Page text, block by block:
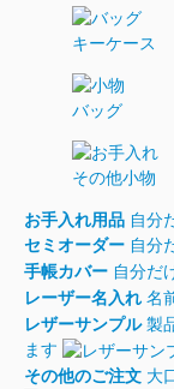
キーケース
バッグ
その他小物
お手入れ用品 自分
セミオーダー 自分
手帳カバー 自分だ
レーザー名入れ 名
レザーサンプル製
ます
その他のご注文 大